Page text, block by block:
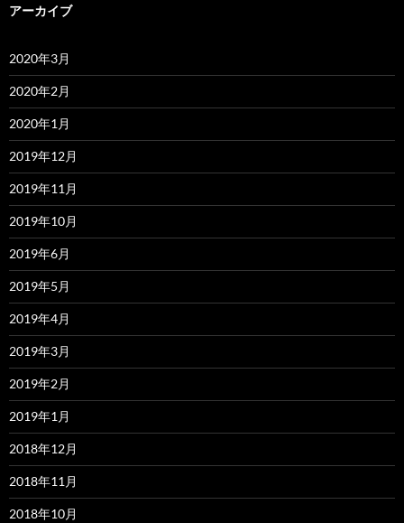
アーカイブ
2020年3月
2020年2月
2020年1月
2019年12月
2019年11月
2019年10月
2019年6月
2019年5月
2019年4月
2019年3月
2019年2月
2019年1月
2018年12月
2018年11月
2018年10月